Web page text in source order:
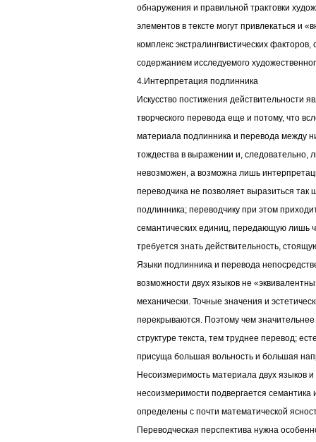
обнаружения и правильной трактовки
элементов в тексте могут привлекаться и
комплекс экстралингвистических
содержанием исследуемого
4.Интерпретация подлинника
Искусство постижения действительности
творческого перевода еще и потому, что
материала подлинника и перевода между
тождества в выражении и, следовательно,
невозможен, а возможна лишь
переводчика не позволяет выразиться так
подлинника; переводчику при этом
семантических единиц, передающую лишь
требуется знать действительность,
Языки подлинника и перевода
возможности двух языков не
механически. Точные значения и
перекрываются. Поэтому чем
структуре текста, тем труднее перевод;
присуща большая вольность и большая
Несоизмеримость материала двух языков
несоизмеримости подвергается семантика
определены с почти математической
Переводческая перспектива нужна